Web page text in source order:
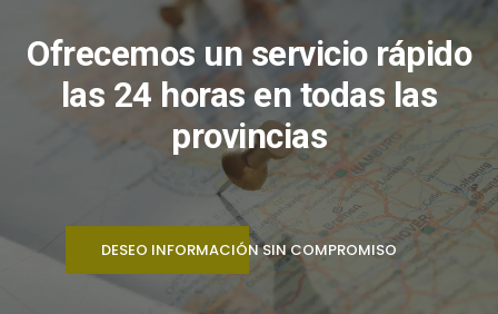
Ofrecemos un servicio rápido
las 24 horas en todas las
provincias
DESEO INFORMACIÓN SIN COMPROMISO